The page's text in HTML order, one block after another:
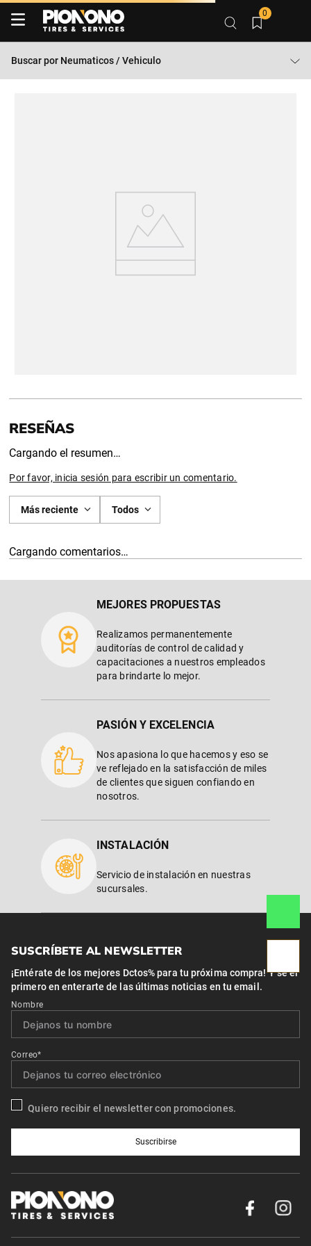
0
Buscar por Neumaticos / Vehiculo
Cargando el resumen…
Por favor, inicia sesión para escribir un comentario.
Más reciente Todos
Cargando comentarios…
MEJORES PROPUESTAS
Realizamos permanentemente
auditorías de control de calidad y
capacitaciones a nuestros empleados
para brindarte lo mejor.
PASIÓN Y EXCELENCIA
Nos apasiona lo que hacemos y eso se
ve reflejado en la satisfacción de miles
de clientes que siguen confiando en
nosotros.
INSTALACIÓN
Servicio de instalación en nuestras
sucursales.
SUSCRÍBETE AL NEWSLETTER
¡Entérate de los mejores Dctos% para tu próxima compra! Y se el
primero en enterarte de las últimas noticias en tu email.
Nombre
Correo*
Quiero recibir el newsletter con promociones.
Suscribirse